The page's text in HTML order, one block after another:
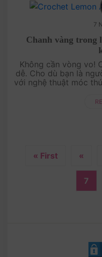
7
Chanh vàng trong
Không cần vòng vo!
dễ. Cho dù bạn là
với nghệ thuật móc
« First «
7